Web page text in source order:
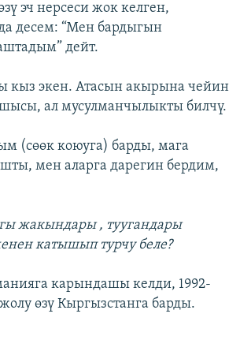
эч нерсеси жок келген,
десем: “Мен бардыгын
дейт.
экен. Атасын акырына чейин
ал мусулманчылыкты билчү.
(сөөк коюуга) барды, мага
мен аларга дарегин бердим,
жакындары , туугандары
катышып турчу беле?
карындашы келди, 1992-
өзү Кыргызстанга барды.